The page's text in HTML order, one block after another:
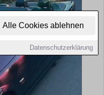
Alle Cookies ablehnen
Datenschutzerklärung